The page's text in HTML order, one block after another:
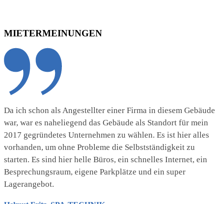
MIETERMEINUNGEN
Da ich schon als Angestellter einer Firma in diesem Gebäude
war, war es naheliegend das Gebäude als Standort für mein
2017 gegründetes Unternehmen zu wählen. Es ist hier alles
vorhanden, um ohne Probleme die Selbstständigkeit zu
starten. Es sind hier helle Büros, ein schnelles Internet, ein
Besprechungsraum, eigene Parkplätze und ein super
Lagerangebot.